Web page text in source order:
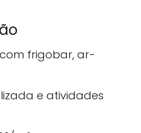
frigobar, ar-
e atividades